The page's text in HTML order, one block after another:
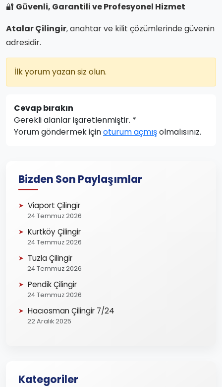
🔐 Güvenli, Garantili ve Profesyonel Hizmet
Atalar Çilingir, anahtar ve kilit çözümlerinde güvenin
adresidir.
İlk yorum yazan siz olun.
Cevap bırakın
Gerekli alanlar işaretlenmiştir. *
Yorum göndermek içinoturum açmışolmalısınız.
Bizden Son Paylaşımlar
Viaport Çilingir
24 Temmuz 2026
Kurtköy Çilingir
24 Temmuz 2026
Tuzla Çilingir
24 Temmuz 2026
Pendik Çilingir
24 Temmuz 2026
Hacıosman Çilingir 7/24
22 Aralık 2025
Kategoriler